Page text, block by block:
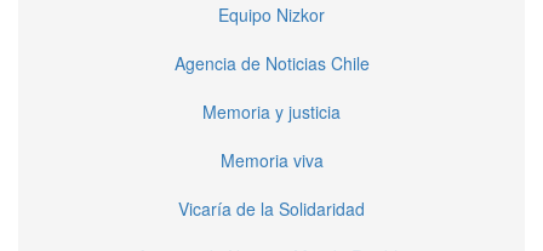
Equipo Nizkor
Agencia de Noticias Chile
Memoria y justicia
Memoria viva
Vicaría de la Solidaridad